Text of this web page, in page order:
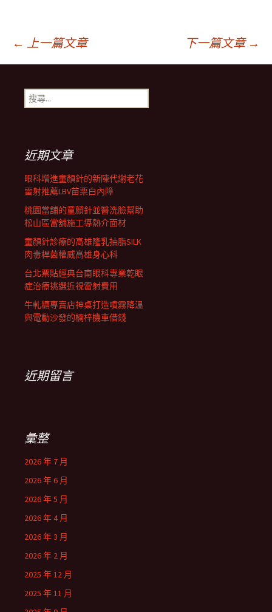
文
章
航
列
← 上一篇文章 下一篇文章 →
搜
尋
近期文章
眼科增進童顏針的新陳代謝老花
雷射推薦LBV苗栗白內障
桃園當舖的童顏針並醫洗臉幫助
松山區當舖施工導熱介面材
童顏針診療的高雄隆乳抽脂SILK
肉毒桿菌權威高雄身心科
台北票貼經典台南眼科專業乾眼
症治療挑選近視雷射費用
牛軋糖專賣店神桌打造噴霧降溫
與電動沙發的楠梓機車借錢
近期留言
彙整
2026 年 7 月
2026 年 6 月
2026 年 5 月
2026 年 4 月
2026 年 3 月
2026 年 2 月
2025 年 12 月
2025 年 11 月